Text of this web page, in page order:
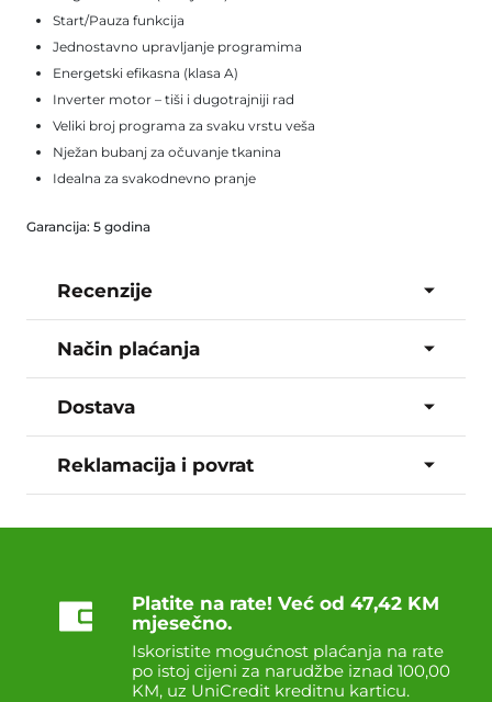
Start/Pauza funkcija
Jednostavno upravljanje programima
Energetski efikasna (klasa A)
Inverter motor – tiši i dugotrajniji rad
Veliki broj programa za svaku vrstu veša
Nježan bubanj za očuvanje tkanina
Idealna za svakodnevno pranje
Garancija: 5 godina
Recenzije
Način plaćanja
Dostava
Reklamacija i povrat
Platite na rate! Već od 47,42 KM
mjesečno.
Iskoristite mogućnost plaćanja na rate
po istoj cijeni za narudžbe iznad 100,00
KM, uz UniCredit kreditnu karticu.